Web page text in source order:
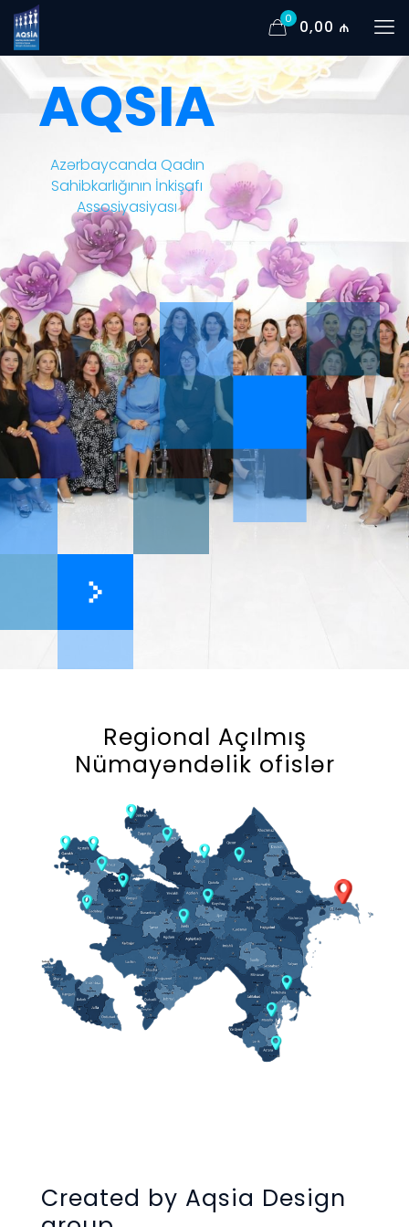
0 0,00 ₼
AQSIA
Azərbaycanda Qadın
Sahibkarlığının İnkişafı
Assosiyasiyası
Regional Açılmış
Nümayəndəlik ofislər
Created by Aqsia Design